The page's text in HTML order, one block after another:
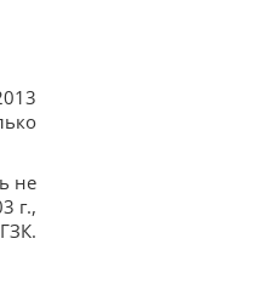
не
г.,